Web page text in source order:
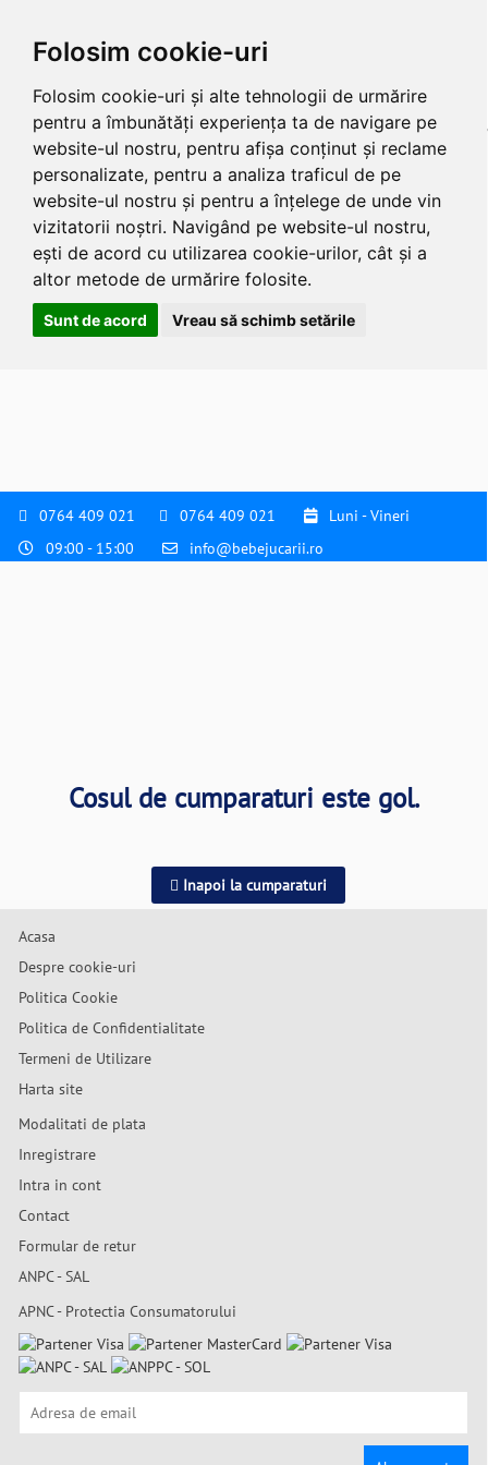
Folosim cookie-uri
Folosim cookie-uri și alte tehnologii de urmărire
pentru a îmbunătăți experiența ta de navigare pe
website-ul nostru, pentru afișa conținut și reclame
personalizate, pentru a analiza traficul de pe
website-ul nostru și pentru a înțelege de unde vin
vizitatorii noștri. Navigând pe website-ul nostru,
ești de acord cu utilizarea cookie-urilor, cât și a
altor metode de urmărire folosite.
Sunt de acord Vreau să schimb setările
0764 409 021 0764 409 021
Luni - Vineri
09:00 - 15:00
info@bebejucarii.ro
Cosul de cumparaturi este gol.
Inapoi la cumparaturi
Acasa
Despre cookie-uri
Politica Cookie
Politica de Confidentialitate
Termeni de Utilizare
Harta site
Modalitati de plata
Inregistrare
Intra in cont
Contact
Formular de retur
ANPC - SAL
APNC - Protectia Consumatorului